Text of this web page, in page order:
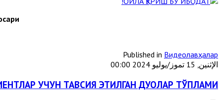
Published in Видеолавҳалар
الإثنين, 15 تموز/يوليو 2024 00:00
УЧУН ТАВСИЯ ЭТИЛГАН ДУОЛАР ТЎПЛАМИ